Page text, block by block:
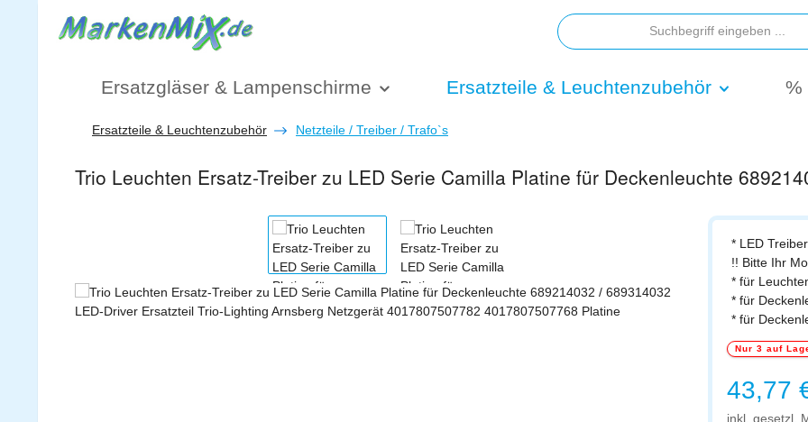
Hauptinhalt springen
Zur Suche springen
Zur Hauptnavigation springen
Ersatzgläser & Lampenschirme Ersatzteile & Leuchtenzubehör %
Ersatzteile & Leuchtenzubehör Netzteile / Treiber / Trafo`s
Trio Leuchten Ersatz-Treiber zu LED Serie Camilla Platine für Deckenleuchte
* LED
!! Bitte Ihr
* für
* für
* für
Nur 3 auf
Regulärer
43,77
inkl. gesetzl.